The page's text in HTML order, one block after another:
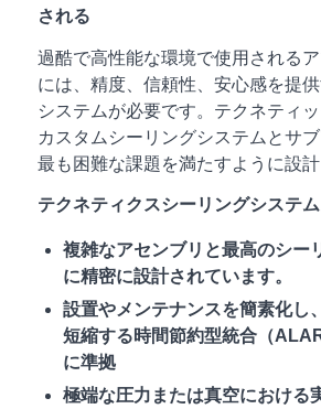
される
過酷で高性能な環境で使用される
には、精度、信頼性、安心感を提
システムが必要です。テクネティ
カスタムシーリングシステムとサブ
最も困難な課題を満たすように設計
テクネティクスシーリングシステ
複雑なアセンブリと最高のシー
に精密に設計されています。
設置やメンテナンスを簡素化し
短縮する時間節約型統合（
に準拠
極端な圧力または真空における